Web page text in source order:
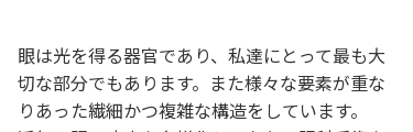
眼は光を得る器官であり、私達にとって最も大
切な部分でもあります。また様々な要素が重な
りあった繊細かつ複雑な構造をしています。